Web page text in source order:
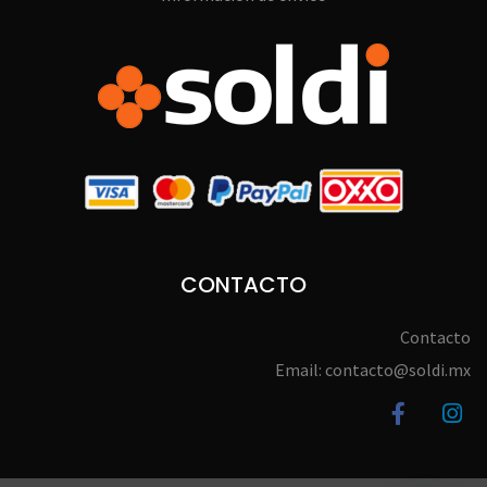
CONTACTO
Contacto
Email: contacto@soldi.mx